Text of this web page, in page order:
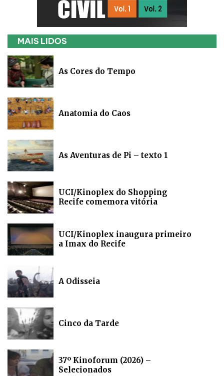
MAIS LIDOS
As Cores do Tempo
Anatomia do Caos
As Aventuras de Pi – texto 1
UCI/Kinoplex do Shopping
Recife comemora vitória
UCI/Kinoplex inaugura primeiro
a Imax do Recife
A Odisseia
Cinco da Tarde
37º Kinoforum (2026) –
Selecionados